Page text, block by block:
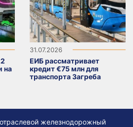
на
31.07.2026
ЕИБ рассматривает
кредит €75 млн для
транспорта Загреба
железнодорожный